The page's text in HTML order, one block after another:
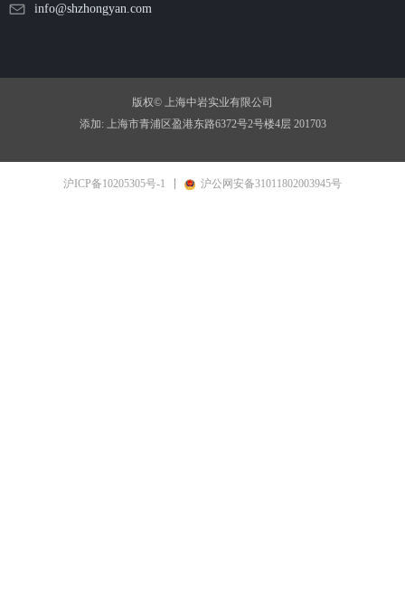
版权© 上海中岩实业有限公司
添加: 上海市青浦区盈港东路6372号2号楼4层 201703
info@shzhongyan.com
沪ICP备10205305号-1 沪公网安备31011802003945号